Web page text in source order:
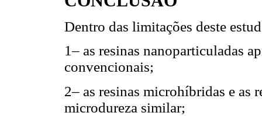
Dentro das limitações deste
1– as resinas nanoparticuladas
convencionais;
2– as resinas microhíbridas e as
microdureza similar;